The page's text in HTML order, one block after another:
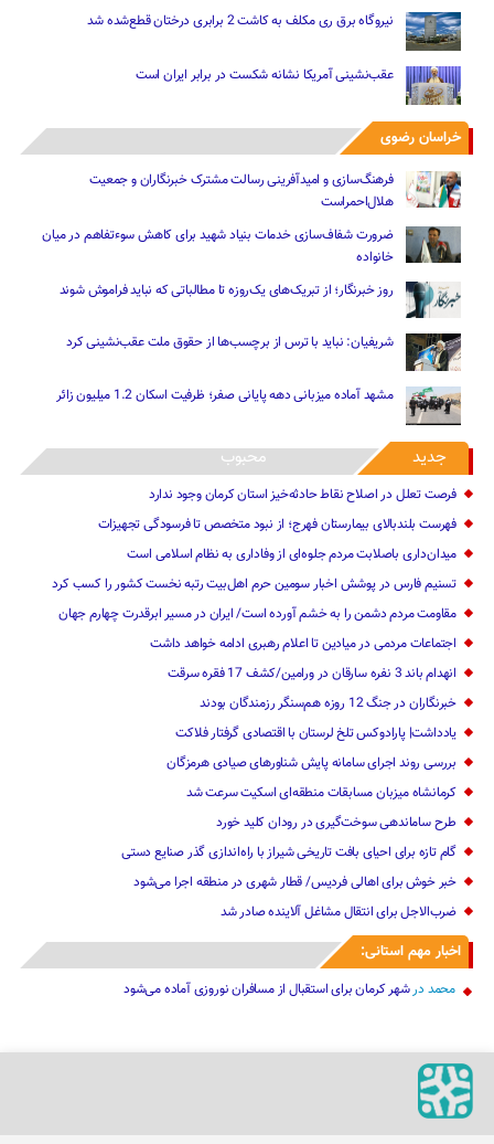
نیروگاه برق ری مکلف به کاشت 2 برابری درختان قطع‌شده شد
عقب‌نشینی آمریکا نشانه شکست در برابر ایران است
خراسان رضوی
فرهنگ‌سازی و امیدآفرینی رسالت‌ مشترک خبرنگاران و جمعیت
هلال‌احمراست
ضرورت شفاف‌سازی خدمات بنیاد شهید برای کاهش سوءتفاهم‌ در میان
خانواده
روز خبرنگار؛ از تبریک‌های یک‌روزه تا مطالباتی که نباید فراموش شوند
شریفیان: نباید با ترس از برچسب‌ها از حقوق ملت عقب‌نشینی کرد
مشهد آماده میزبانی دهه پایانی صفر؛ ظرفیت اسکان 1.2 میلیون زائر
جدید محبوب
فرصت تعلل در اصلاح نقاط حادثه‌خیز استان کرمان وجود ندارد
فهرست بلندبالای بیمارستان فهرج؛ از نبود متخصص تا فرسودگی تجهیزات
میدان‌داری باصلابت مردم جلوه‌ای از وفاداری به نظام اسلامی است
تسنیم فارس در پوشش اخبار سومین حرم اهل‌بیت رتبه نخست کشور را کسب کرد
مقاومت مردم دشمن را به خشم آورده است/ ایران در مسیر ابرقدرت چهارم جهان
اجتماعات مردمی در میادین تا اعلام رهبری ادامه خواهد داشت
انهدام باند 3 نفره سارقان در ورامین/کشف 17 فقره سرقت
خبرنگاران در جنگ 12 روزه هم‌سنگر رزمندگان بودند
یادداشت| پارادوکس تلخ لرستان با اقتصادی گرفتار فلاکت
بررسی روند اجرای سامانه پایش شناورهای صیادی هرمزگان
کرمانشاه میزبان مسابقات منطقه‌ای اسکیت سرعت شد
طرح ساماندهی سوخت‌گیری در رودان کلید خورد
گام تازه برای احیای بافت تاریخی شیراز با راه‌اندازی گذر صنایع دستی
خبر خوش برای اهالی‌ ‌فردیس/ قطار شهری در منطقه اجرا می‌شود
ضرب‌الاجل برای انتقال مشاغل آلاینده صادر شد
اخبار مهم استانی:
محمد درشهر کرمان برای استقبال از مسافران نوروزی آماده می‌شود